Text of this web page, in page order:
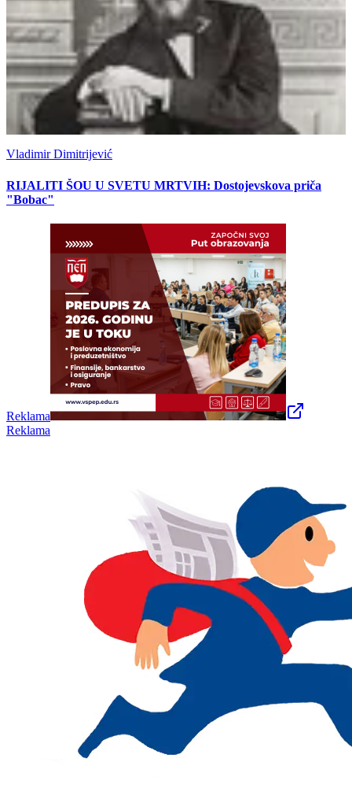
Vladimir Dimitrijević
RIJALITI ŠOU U SVETU MRTVIH: Dostojevskova priča
"Bobac"
Reklama
Reklama